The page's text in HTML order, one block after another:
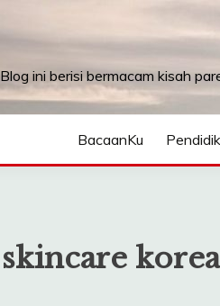
Blog ini berisi bermacam kisah
BacaanKu
skincare